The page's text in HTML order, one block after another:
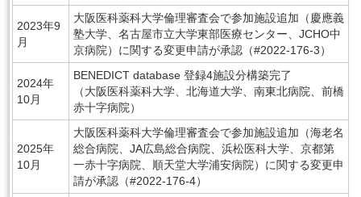
2023年9
月
大阪医科薬科大学倫理審査会で参加施設追加（慶應義
塾大学、名古屋市立大学東部医療センター、JCHO中
京病院）に関する変更申請が承認（#2022-176-3）
2024年
10月
BENEDICT database 登録4施設分構築完了
（大阪医科薬科大学、北海道大学、南東北病院、前橋
赤十字病院）
2025年
10月
大阪医科薬科大学倫理審査会で参加施設追加（海老名
総合病院、JA広島総合病院、浜松医科大学、京都第
一赤十字病院、順天堂大学浦安病院）に関する変更申
請が承認（#2022-176-4）